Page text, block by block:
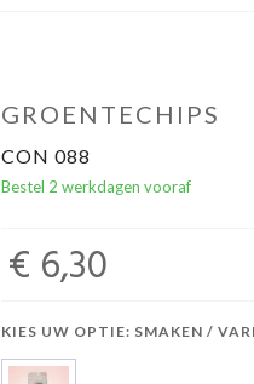
GROENTECHIPS
CON 088
Bestel 2 werkdagen vooraf
€ 6,30
KIES UW OPTIE: SMAKEN /